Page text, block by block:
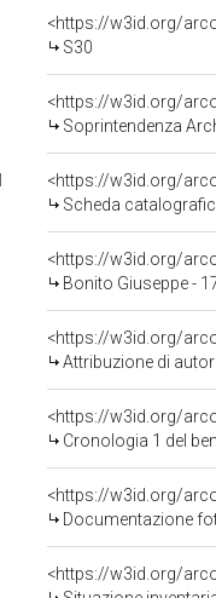
<https://w3id.org/
S30
<https://w3id.org/
Soprintendenza
<https://w3id.org/
Scheda
<https://w3id.org/
Bonito Giuseppe -
<https://w3id.org/
Attribuzione di
<https://w3id.org/
Cronologia 1 del
Documentazione
<https://w3id.org/